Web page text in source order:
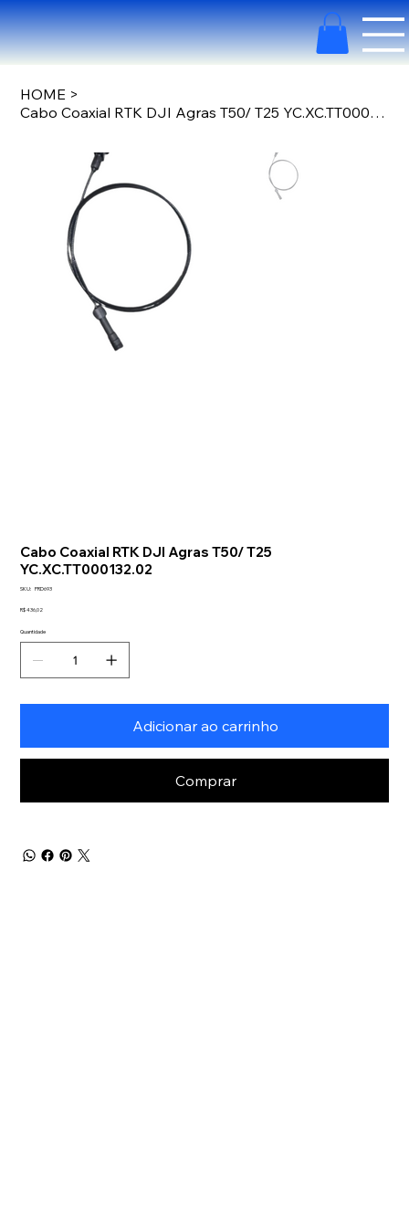
HOME >
Cabo Coaxial RTK DJI Agras T50/ T25 YC.XC.TT000132.02
Cabo Coaxial RTK DJI Agras T50/ T25
YC.XC.TT000132.02
SKU: SKU
PRD693
Preço
R$ 436,02
Quantidade
Adicionar ao carrinho
Comprar